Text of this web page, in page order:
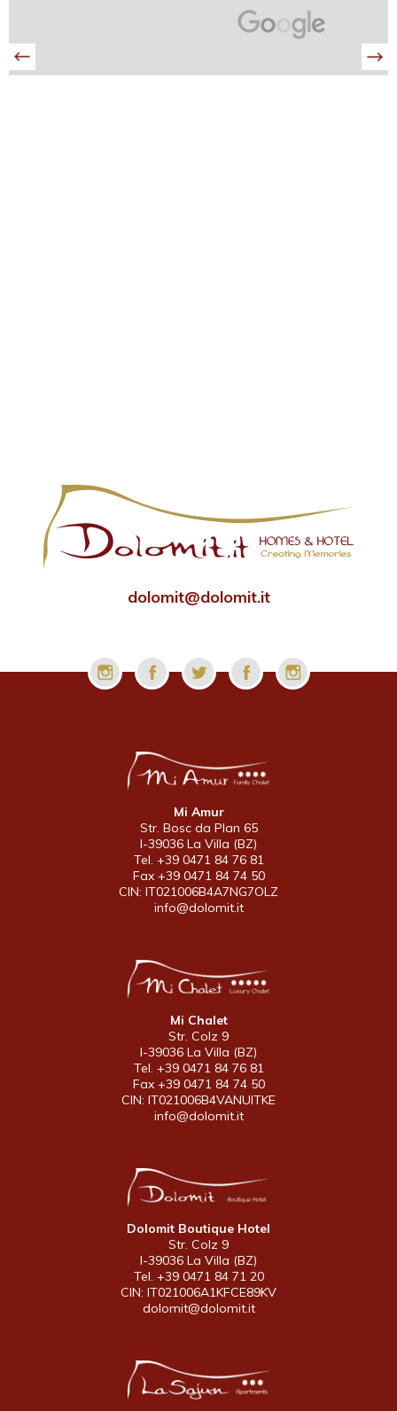
dolomit@dolomit.it
Mi Amur
Str. Bosc da Plan 65
I-39036 La Villa (BZ)
Tel. +39 0471 84 76 81
Fax +39 0471 84 74 50
CIN: IT021006B4A7NG7OLZ
info@dolomit.it
Mi Chalet
Str. Colz 9
I-39036 La Villa (BZ)
Tel. +39 0471 84 76 81
Fax +39 0471 84 74 50
CIN: IT021006B4VANUITKE
info@dolomit.it
Dolomit Boutique Hotel
Str. Colz 9
I-39036 La Villa (BZ)
Tel. +39 0471 84 71 20
CIN: IT021006A1KFCE89KV
dolomit@dolomit.it